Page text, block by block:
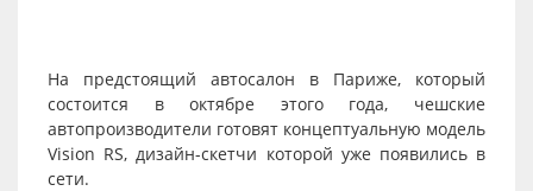
На предстоящий автосалон в Париже, который
состоится в октябре этого года, чешские
автопроизводители готовят концептуальную модель
Vision RS, дизайн-скетчи которой уже появились в
сети.